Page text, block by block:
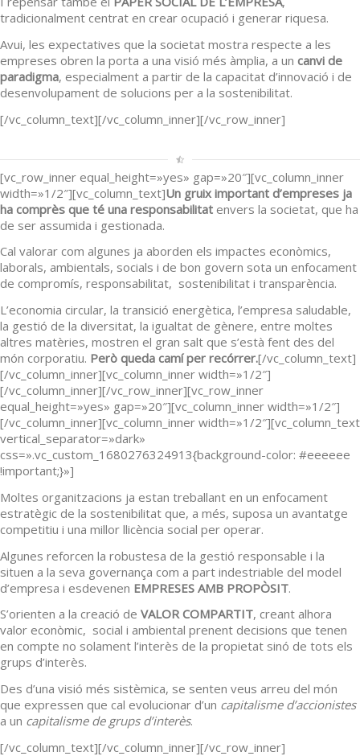
tradicionalment centrat en crear ocupació i generar riquesa.
Avui, les expectatives que la societat mostra respecte a les
empreses obren la porta a una visió més àmplia, a un canvi de
paradigma, especialment a partir de la capacitat d’innovació i de
desenvolupament de solucions per a la sostenibilitat.
[/vc_column_text][/vc_column_inner][/vc_row_inner]
[vc_row_inner equal_height=»yes» gap=»20″][vc_column_inner
width=»1/2″][vc_column_text]Un gruix important d’empreses ja
ha comprès que té una responsabilitat envers la societat, que ha
de ser assumida i gestionada.
Cal valorar com algunes ja aborden els impactes econòmics,
laborals, ambientals, socials i de bon govern sota un enfocament
de compromís, responsabilitat, sostenibilitat i transparència.
L’economia circular, la transició energètica, l’empresa saludable,
la gestió de la diversitat, la igualtat de gènere, entre moltes
altres matèries, mostren el gran salt que s’està fent des del
món corporatiu. Però queda camí per recórrer.[/vc_column_text]
[/vc_column_inner][vc_column_inner width=»1/2″]
[/vc_column_inner][/vc_row_inner][vc_row_inner
equal_height=»yes» gap=»20″][vc_column_inner width=»1/2″]
[/vc_column_inner][vc_column_inner width=»1/2″][vc_column_text
vertical_separator=»dark»
css=».vc_custom_1680276324913{background-color: #eeeeee
!important;}»]
Moltes organitzacions ja estan treballant en un enfocament
estratègic de la sostenibilitat que, a més, suposa un avantatge
competitiu i una millor llicència social per operar.
Algunes reforcen la robustesa de la gestió responsable i la
situen a la seva governança com a part indestriable del model
d’empresa i esdevenen EMPRESES AMB PROPÒSIT.
S’orienten a la creació de VALOR COMPARTIT, creant alhora
valor econòmic, social i ambiental prenent decisions que tenen
en compte no solament l’interès de la propietat sinó de tots els
grups d’interès.
Des d’una visió més sistèmica, se senten veus arreu del món
que expressen que cal evolucionar d’un capitalisme d’accionistes
a un capitalisme de grups d’interès.
[/vc_column_text][/vc_column_inner][/vc_row_inner]